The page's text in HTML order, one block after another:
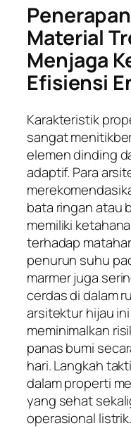
Material
Menjaga
Efisiensi
Karakteristik
sangat
elemen dinding
adaptif. Para
bata ringan atau
memiliki
terhadap
penurun suhu
marmer juga
cerdas di dalam
arsitektur hijau
meminimalkan
panas bumi
hari. Langkah
dalam properti
yang sehat
operasional listrik.